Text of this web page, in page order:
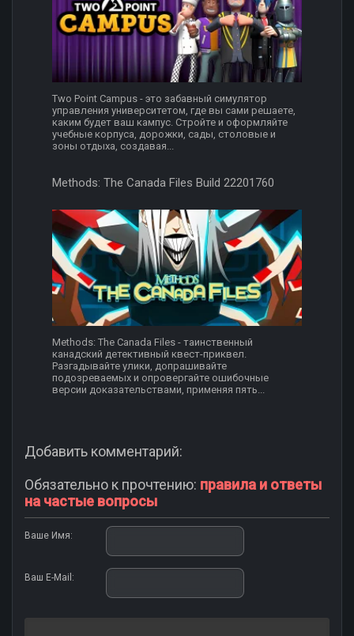
Two Point Campus - это забавный симулятор
управления университетом, где вы сами решаете,
каким будет ваш кампус. Стройте и оформляйте
учебные корпуса, дорожки, сады, столовые и
зоны отдыха, создавая...
Methods: The Canada Files Build 22201760
Methods: The Canada Files - таинственный
канадский детективный квест-приквел.
Разгадывайте улики, допрашивайте
подозреваемых и опровергайте ошибочные
версии доказательствами, применяя пять...
Добавить комментарий:
Обязательно к прочтению: правила и ответы
на частые вопросы
Ваше Имя:
Ваш E-Mail: